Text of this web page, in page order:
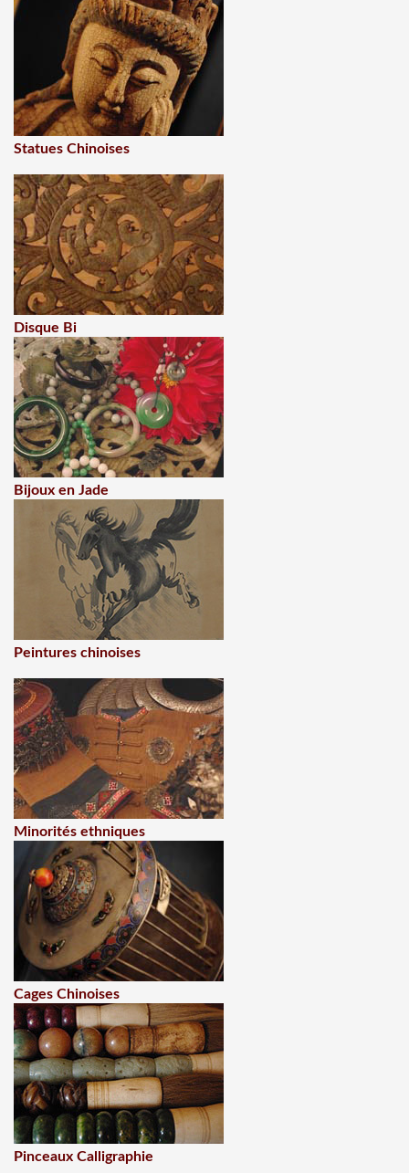
Statues Chinoises
Disque Bi
Bijoux en Jade
Peintures chinoises
Minorités ethniques
Cages Chinoises
Pinceaux Calligraphie